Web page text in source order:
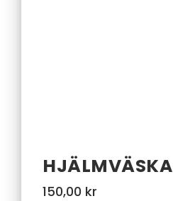
HJÄLMVÄSKA
150,00 kr